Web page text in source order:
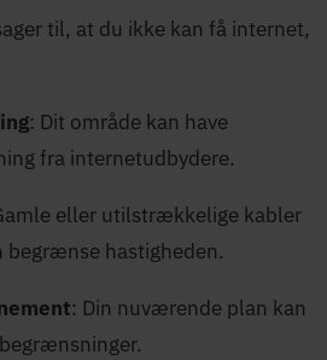
til, at du ikke kan få internet,
: Dit område kan have
fra internetudbydere.
eller utilstrækkelige kabler
begrænse hastigheden.
: Din nuværende plan kan